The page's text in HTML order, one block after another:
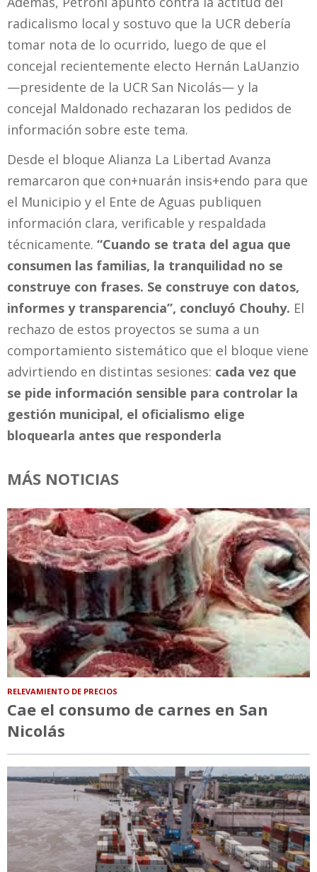
radicalismo local y sostuvo que la UCR debería
tomar nota de lo ocurrido, luego de que el
concejal recientemente electo Hernán LaUanzio
—presidente de la UCR San Nicolás— y la
concejal Maldonado rechazaran los pedidos de
información sobre este tema.
Desde el bloque Alianza La Libertad Avanza
remarcaron que con+nuarán insis+endo para que
el Municipio y el Ente de Aguas publiquen
información clara, verificable y respaldada
técnicamente. “Cuando se trata del agua que
consumen las familias, la tranquilidad no se
construye con frases. Se construye con datos,
informes y transparencia”, concluyó Chouhy. El
rechazo de estos proyectos se suma a un
comportamiento sistemático que el bloque viene
advirtiendo en distintas sesiones: cada vez que
se pide información sensible para controlar la
gestión municipal, el oficialismo elige
bloquearla antes que responderla
MÁS NOTICIAS
RELEVAMIENTO DE PRECIOS
Cae el consumo de carnes en San
Nicolás